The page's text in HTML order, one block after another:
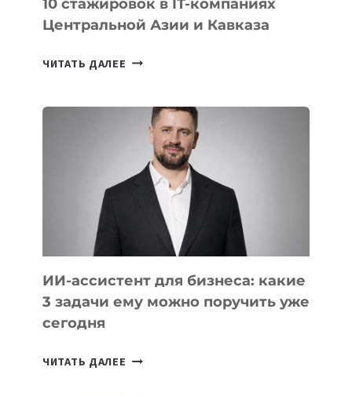
10 стажировок в IT-компаниях
Центральной Азии и Кавказа
ЧИТАТЬ ДАЛЕЕ 10
КОМПАНИЯХ
ЦЕНТРАЛЬНОЙ
АЗИИ
КАВКАЗА
ИИ-ассистент для бизнеса: какие
3 задачи ему можно поручить уже
сегодня
ЧИТАТЬ ДАЛЕЕ ИИ-